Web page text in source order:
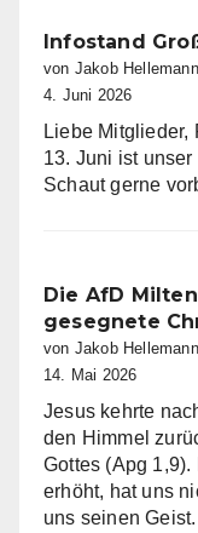
Infostand
von Jakob Hellemann
4. Juni 2026
Liebe Mitglieder,
13. Juni ist
Schaut gerne
Die AfD
gesegnete
von Jakob Hellemann
14. Mai 2026
Jesus kehrte
den Himmel
Gottes (Apg
erhöht, hat uns
uns seinen